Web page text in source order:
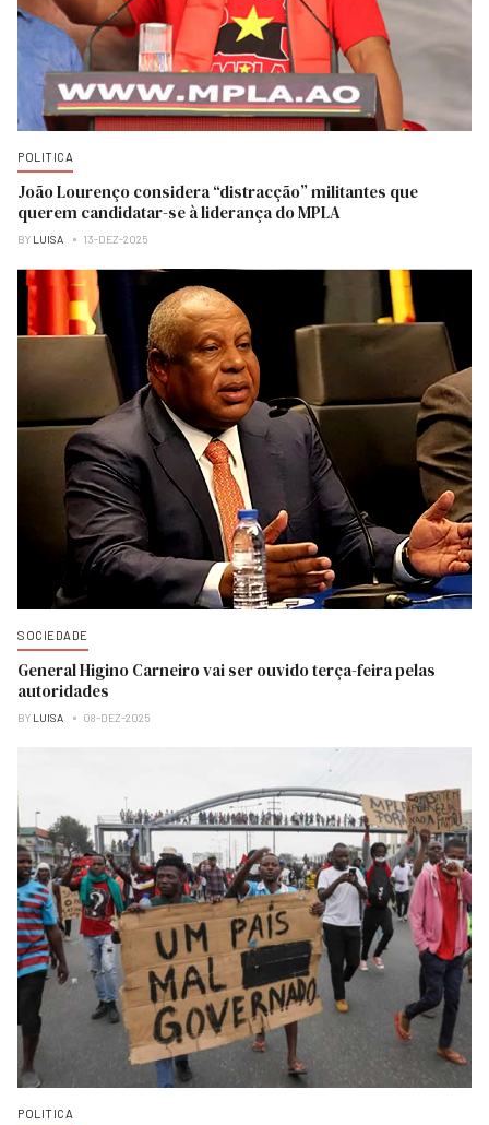
POLITICA
João Lourenço considera “distracção” militantes que
querem candidatar-se à liderança do MPLA
BY LUISA 13-DEZ-2025
SOCIEDADE
General Higino Carneiro vai ser ouvido terça-feira pelas
autoridades
BY LUISA 08-DEZ-2025
POLITICA